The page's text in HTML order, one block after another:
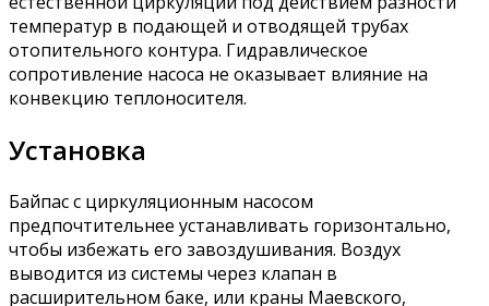
температур в подающей и отводящей трубах
отопительного контура. Гидравлическое
сопротивление насоса не оказывает влияние на
конвекцию теплоносителя.
Установка
Байпас с циркуляционным насосом
предпочтительнее устанавливать горизонтально,
чтобы избежать его завоздушивания. Воздух
выводится из системы через клапан в
расширительном баке, или краны Маевского,